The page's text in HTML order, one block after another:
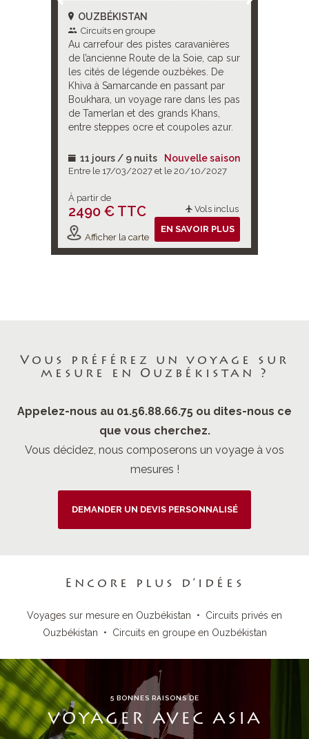
OUZBÉKISTAN
Circuits en groupe
Au carrefour des pistes caravanières
de l’ancienne Route de la Soie, cap sur
les cités de légende ouzbèkes. De
Khiva à Samarcande en passant par
Boukhara, un voyage rare dans les pas
de Tamerlan et des grands Khans,
entre steppes ocre et coupoles azur.
11 jours / 9 nuits Nouvelle saison
Entre le 17/03/2027 et le 20/10/2027
À partir de
2490 € TTC Vols inclus
Afficher la carte
EN SAVOIR PLUS
Vous préférez un voyage sur
mesure en Ouzbékistan ?
Appelez-nous au 01.56.88.66.75 ou dites-nous ce
que vous cherchez.
Vous décidez, nous composerons un voyage à vos
mesures !
DEMANDER UN DEVIS PERSONNALISÉ
Encore plus d’idées
Voyages sur mesure en Ouzbékistan • Circuits privés en
Ouzbékistan • Circuits en groupe en Ouzbékistan
5 BONNES RAISONS DE
VOYAGER AVEC ASIA